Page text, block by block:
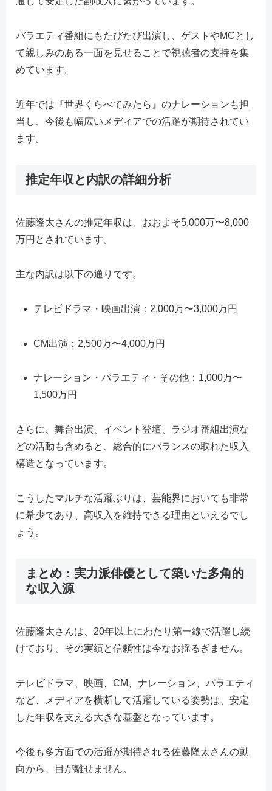
バラエティ番組にもたびたび出演し、ゲストやMCとし
て親しみのある一面を見せることで視聴者の支持を集
めています。
近年では『世界くらべてみたら』のナレーションも担
当し、今後も幅広いメディアでの活躍が期待されてい
ます。
推定年収と内訳の詳細分析
佐藤隆太さんの推定年収は、おおよそ5,000万〜8,000
万円とされています。
主な内訳は以下の通りです。
テレビドラマ・映画出演：2,000万〜3,000万円
CM出演：2,500万〜4,000万円
ナレーション・バラエティ・その他：1,000万〜
1,500万円
さらに、舞台出演、イベント登壇、ラジオ番組出演な
どの活動も含めると、総合的にバランスの取れた収入
構造となっています。
こうしたマルチな活躍ぶりは、芸能界においても非常
に希少であり、高収入を維持できる理由といえるでし
ょう。
まとめ：実力派俳優として築いた多角的
な収入源
佐藤隆太さんは、20年以上にわたり第一線で活躍し続
けており、その実績と信頼性は今なお揺るぎません。
テレビドラマ、映画、CM、ナレーション、バラエティ
など、メディアを横断して活躍している姿勢は、安定
した年収を支える大きな基盤となっています。
今後も多方面での活躍が期待される佐藤隆太さんの動
向から、目が離せません。